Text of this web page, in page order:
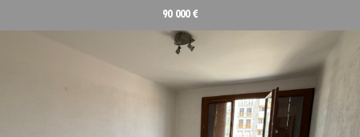
90 000 €